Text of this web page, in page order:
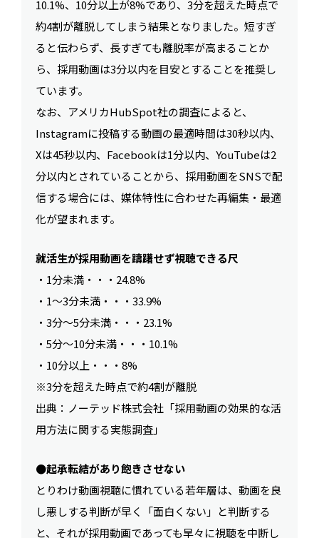
10.1%、10分以上が8%であり、3分を超えた時点で
約4割が離脱してしまう結果となりました。短すぎ
ると伝わらず、長すぎても離脱率が高まることか
ら、採用動画は3分以内を目安とすることを推奨し
ています。
なお、アメリカHubSpot社の調査によると、
Instagramに投稿する動画の最適時間は30秒以内、
Xは45秒以内、Facebookは1分以内、YouTubeは2
分以内とされていることから、採用動画をSNSで配
信する場合には、媒体特性に合わせた再編集・最適
化が望まれます。
就活生が採用動画を躊躇せず視聴できる尺
・1分未満・・・24.8%
・1〜3分未満・・・33.9%
・3分〜5分未満・・・23.1%
・5分〜10分未満・・・10.1%
・10分以上・・・8%
※3分を超えた時点で約4割が離脱
出典：ノーテッド株式会社「採用動画の効果的な活
用方法に関する実態調査」
●起承転結があり飽きさせない
とりわけ動画視聴に慣れている若年層は、動画を良
し悪しする判断が早く「面白くない」と判断する
と、それが採用動画であっても早々に視聴を中断し